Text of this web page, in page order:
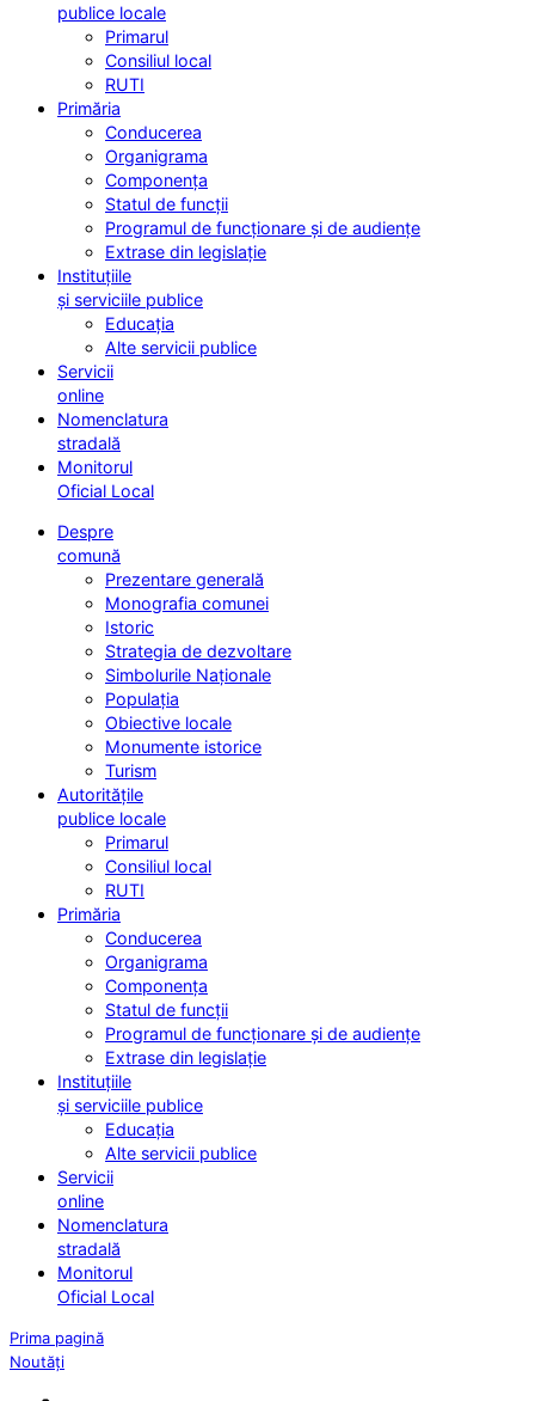
publice locale
Primarul
Consiliul local
RUTI
Primăria
Conducerea
Organigrama
Componența
Statul de funcții
Programul de funcționare și de audiențe
Extrase din legislație
Instituțiile
și serviciile publice
Educația
Alte servicii publice
Servicii
online
Nomenclatura
stradală
Monitorul
Oficial Local
Despre
comună
Prezentare generală
Monografia comunei
Istoric
Strategia de dezvoltare
Simbolurile Naționale
Populația
Obiective locale
Monumente istorice
Turism
Autoritățile
publice locale
Primarul
Consiliul local
RUTI
Primăria
Conducerea
Organigrama
Componența
Statul de funcții
Programul de funcționare și de audiențe
Extrase din legislație
Instituțiile
și serviciile publice
Educația
Alte servicii publice
Servicii
online
Nomenclatura
stradală
Monitorul
Oficial Local
Prima pagină
Noutăți